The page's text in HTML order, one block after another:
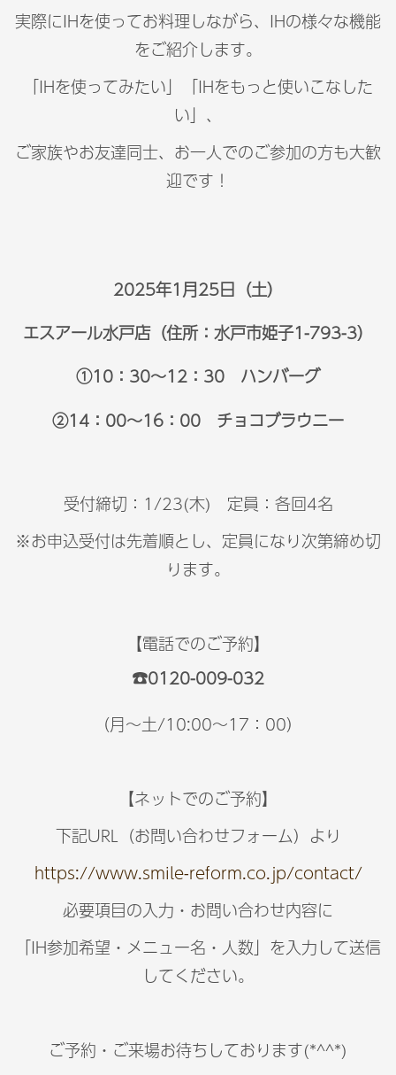
実際にIHを使ってお料理しながら、IHの様々な機能
をご紹介します。
「IHを使ってみたい」「IHをもっと使いこなした
い」、
ご家族やお友達同士、お一人でのご参加の方も大歓
迎です！
2025年1月25日（土）
エスアール水戸店（住所：水戸市姫子1-793-3）
①10：30～12：30 ハンバーグ
②14：00～16：00 チョコブラウニー
受付締切：1/23(木) 定員：各回4名
※お申込受付は先着順とし、定員になり次第締め切
ります。
【電話でのご予約】
☎0120-009-032
（月～土/10:00～17：00）
【ネットでのご予約】
下記URL（お問い合わせフォーム）より
https://www.smile-reform.co.jp/contact/
必要項目の入力・お問い合わせ内容に
「IH参加希望 ・ メニュー名 ・ 人数」を入力して送信
してください。
ご予約・ご来場お待ちしております(*^^*)